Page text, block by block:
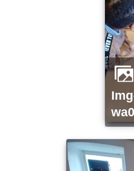
img-20230221-